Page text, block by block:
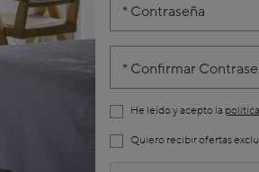
Contraseña
Confirmar
He leído y acepto la
Quiero recibir ofertas